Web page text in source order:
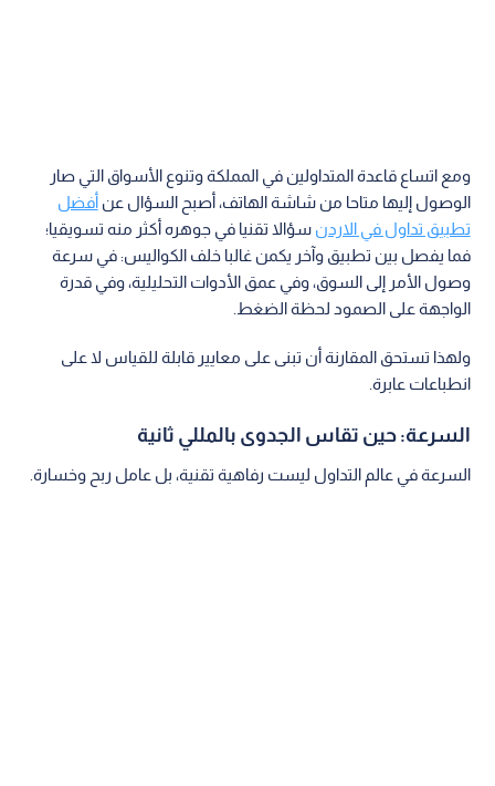
ومع اتساع قاعدة المتداولين في المملكة وتنوع الأسواق التي صار
الوصول إليها متاحا من شاشة الهاتف، أصبح السؤال عنأفضل
تطبيق تداول في الاردن سؤالا تقنيا في جوهره أكثر منه تسويقيا؛
فما يفصل بين تطبيق وآخر يكمن غالبا خلف الكواليس: في سرعة
وصول الأمر إلى السوق، وفي عمق الأدوات التحليلية، وفي قدرة
الواجهة على الصمود لحظة الضغط.
ولهذا تستحق المقارنة أن تبنى على معايير قابلة للقياس لا على
انطباعات عابرة.
السرعة: حين تقاس الجدوى بالمللي ثانية
السرعة في عالم التداول ليست رفاهية تقنية، بل عامل ربح وخسارة.